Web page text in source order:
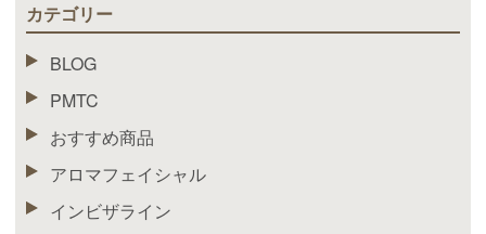
カテゴリー
BLOG
PMTC
おすすめ商品
アロマフェイシャル
インビザライン